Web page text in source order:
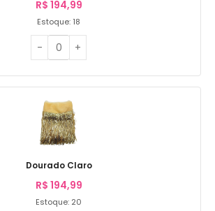
R$ 194,99
Estoque: 18
Dourado Claro
R$ 194,99
Estoque: 20